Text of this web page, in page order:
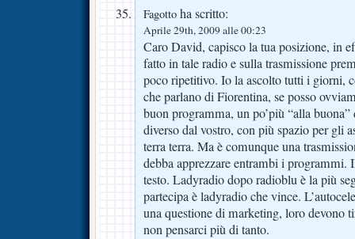
Fagotto ha scritto:
Aprile 29th, 2009 alle 00:23
Caro David, capisco la tua posizione, in
fatto in tale radio e sulla trasmissione
poco ripetitivo. Io la ascolto tutti i giorni,
che parlano di Fiorentina, se posso
buon programma, un po’più “alla
diverso dal vostro, con più spazio per gli
terra terra. Ma è comunque una
debba apprezzare entrambi i programmi.
testo. Ladyradio dopo radioblu è la più
partecipa è ladyradio che vince.
una questione di marketing, loro devono
non pensarci più di tanto.